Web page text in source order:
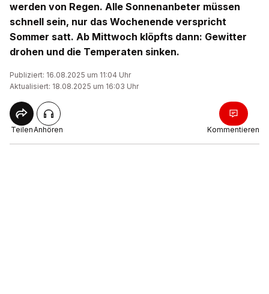
werden von Regen. Alle Sonnenanbeter müssen
schnell sein, nur das Wochenende verspricht
Sommer satt. Ab Mittwoch klöpfts dann: Gewitter
drohen und die Temperaten sinken.
Publiziert: 16.08.2025 um 11:04 Uhr
Aktualisiert: 18.08.2025 um 16:03 Uhr
TeilenAnhören Kommentieren